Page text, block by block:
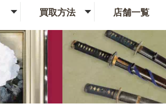
買取方法 店舗一覧